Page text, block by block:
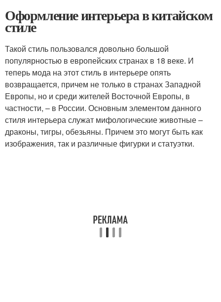
Оформление интерьера в китайском
стиле
Такой стиль пользовался довольно большой
популярностью в европейских странах в 18 веке. И
теперь мода на этот стиль в интерьере опять
возвращается, причем не только в странах Западной
Европы, но и среди жителей Восточной Европы, в
частности, – в России. Основным элементом данного
стиля интерьера служат мифологические животные –
драконы, тигры, обезьяны. Причем это могут быть как
изображения, так и различные фигурки и статуэтки.